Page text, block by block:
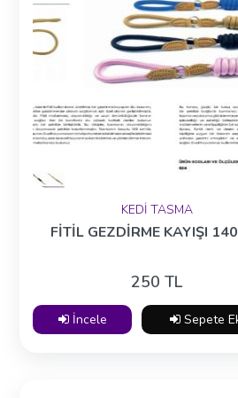
KEDİ TASMA
FİTİL GEZDİRME KAYIŞI
250 TL
İncele Sepete